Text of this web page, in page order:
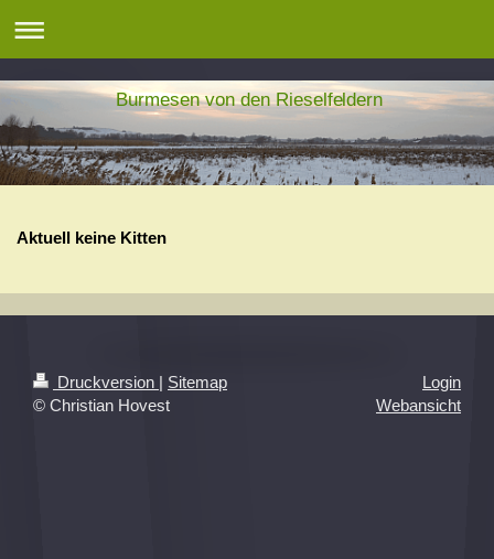
Burmesen von den Rieselfeldern
Aktuell keine Kitten
Druckversion | Sitemap
© Christian Hovest
Login
Webansicht